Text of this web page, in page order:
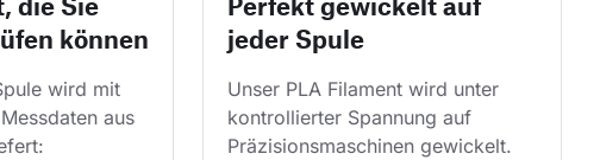
können
wird mit
aus
jeder Spule
Unser PLA Filament wird unter
kontrollierter Spannung auf
Präzisionsmaschinen gewickelt.